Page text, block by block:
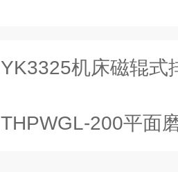
YK3325机床磁辊式
THPWGL-200平面